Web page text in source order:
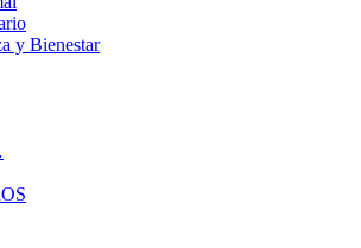
y Bienestar